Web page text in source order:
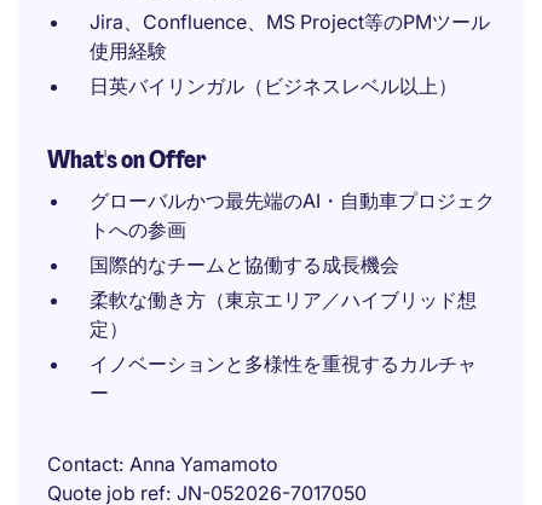
Jira、Confluence、MS Project等のPMツール
使用経験
日英バイリンガル（ビジネスレベル以上）
What's on Offer
グローバルかつ最先端のAI・自動車プロジェク
トへの参画
国際的なチームと協働する成長機会
柔軟な働き方（東京エリア／ハイブリッド想
定）
イノベーションと多様性を重視するカルチャ
ー
Contact Anna Yamamoto
Quote job ref JN-052026-7017050